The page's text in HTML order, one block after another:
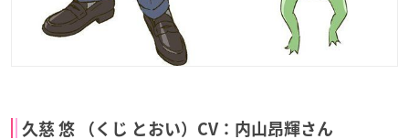
久慈 悠 （くじ とおい）CV：内山昂輝さん